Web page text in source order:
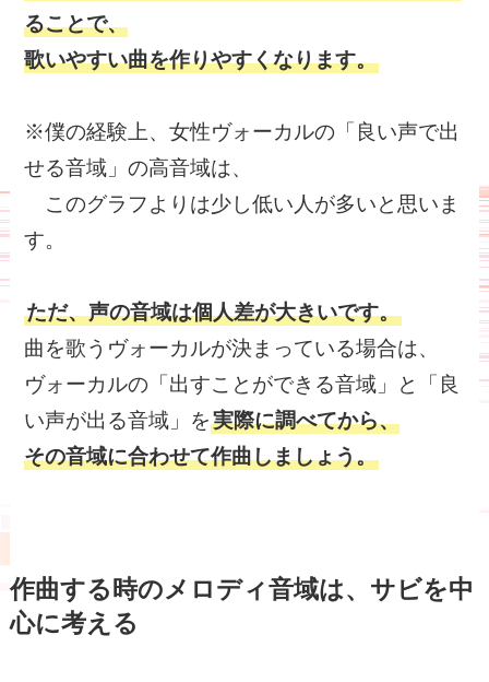
ることで、
歌いやすい曲を作りやすくなります。
※僕の経験上、女性ヴォーカルの「良い声で出
せる音域」の高音域は、
このグラフよりは少し低い人が多いと思いま
す。
ただ、声の音域は個人差が大きいです。
曲を歌うヴォーカルが決まっている場合は、
ヴォーカルの「出すことができる音域」と「良
い声が出る音域」を実際に調べてから、
その音域に合わせて作曲しましょう。
作曲する時のメロディ音域は、サビを中
心に考える